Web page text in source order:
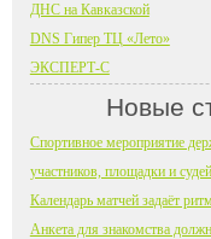
ДНС на Кавказской
DNS Гипер ТЦ «Лето»
ЭКСПЕРТ-С
Новые
Спортивное мероприятие
участников, площадки и
Календарь матчей задаёт
Анкета для знакомства